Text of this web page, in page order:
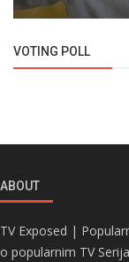
VOTING POLL
ABOUT
TV Exposed |
o popularnim TV